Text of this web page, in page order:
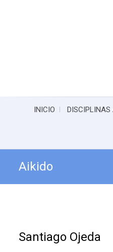
INICIO DISCIPLINAS
Aikido
Santiago Ojeda